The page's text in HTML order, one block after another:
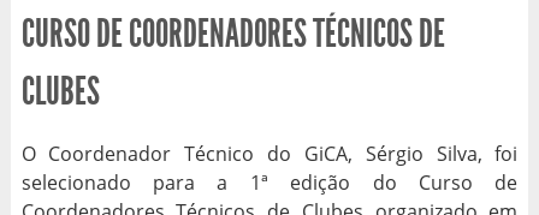
CURSO DE COORDENADORES TÉCNICOS DE
CLUBES
O Coordenador Técnico do GiCA, Sérgio Silva, foi
selecionado para a 1ª edição do Curso de